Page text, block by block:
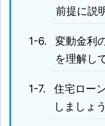
前提に説
変動金利
を理解し
住宅ロー
しましょう